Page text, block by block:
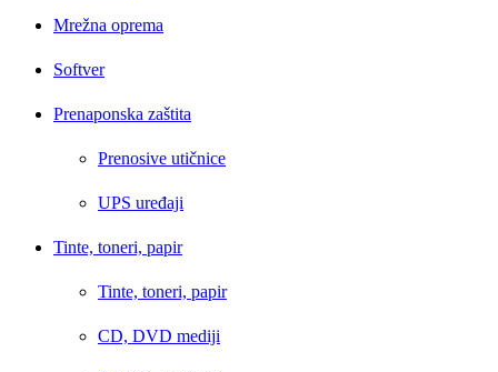
Mrežna oprema
Softver
Prenaponska zaštita
Prenosive utičnice
UPS uređaji
Tinte, toneri, papir
Tinte, toneri, papir
CD, DVD mediji